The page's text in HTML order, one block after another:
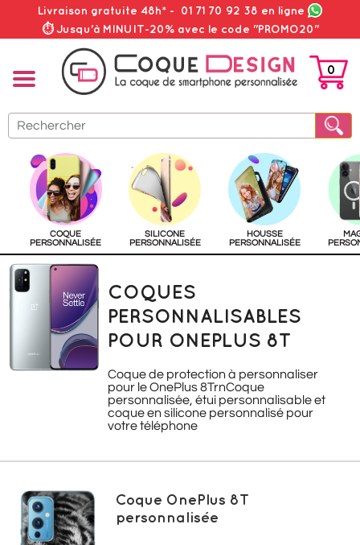
Livraison gratuite 48h* - 01 71 70 92 38 en ligne
⏱ Jusqu'à MINUIT-20% avec le code "PROMO20"
PANIER
0
COQUE
PERSONNALISÉE
SILICONE
PERSONNALISÉE
HOUSSE
PERSONNALISÉE
COQUES
PERSONNALISABLES
POUR ONEPLUS 8T
Coque de protection à personnaliser
pour le OnePlus 8TrnCoque
personnalisée, étui personnalisable et
coque en silicone personnalisé pour
votre téléphone
Coque OnePlus 8T
personnalisée